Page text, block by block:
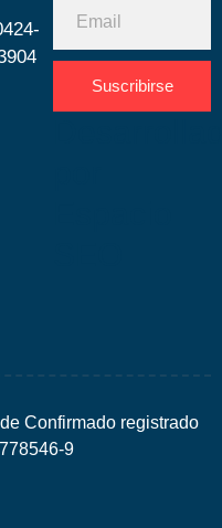
Suscribirse
Confirmado registrado
9